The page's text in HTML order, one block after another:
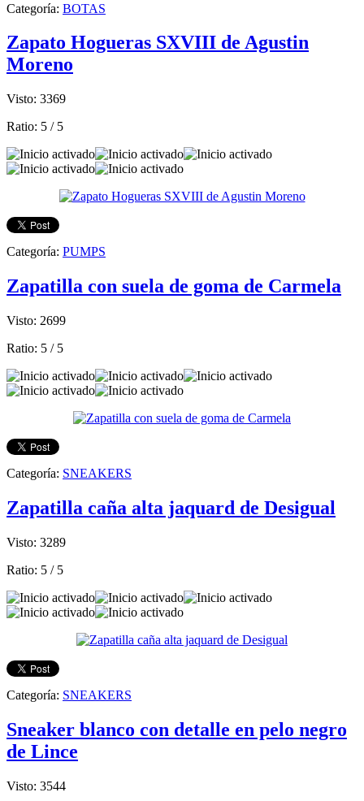
Categoría: BOTAS
Zapato Hogueras SXVIII de Agustin
Moreno
Visto: 3369
Ratio: 5 / 5
Categoría: PUMPS
Zapatilla con suela de goma de Carmela
Visto: 2699
Ratio: 5 / 5
Categoría: SNEAKERS
Zapatilla caña alta jaquard de Desigual
Visto: 3289
Ratio: 5 / 5
Categoría: SNEAKERS
Sneaker blanco con detalle en pelo negro
de Lince
Visto: 3544